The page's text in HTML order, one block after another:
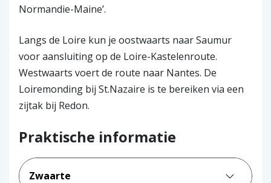
Normandie-Maine’.
Langs de Loire kun je oostwaarts naar Saumur
voor aansluiting op de Loire-Kastelenroute.
Westwaarts voert de route naar Nantes. De
Loiremonding bij St.Nazaire is te bereiken via een
zijtak bij Redon.
Praktische informatie
Zwaarte